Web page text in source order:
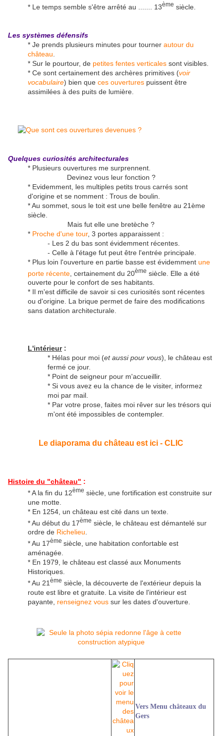
* Le temps semble s'être arrêté au ....... 13ème siècle.
Les systèmes défensifs
* Je prends plusieurs minutes pour tourner autour du
château
* Sur le pourtour, de petites fentes verticales sont visibles.
* Ce sont certainement des archères primitives (voir
vocabulaire) bien que ces ouvertures puissent être
assimilées à des puits de lumière.
Quelques curiosités architecturales
* Plusieurs ouvertures me surprennent.
Devinez vous leur fonction ?
* Evidemment, les multiples petits trous carrés sont
d'origine et se nomment : Trous de boulin.
* Au sommet, sous le toit est une belle fenêtre au 21ème
siècle.
Mais fut elle une bretèche ?
* Proche d'une tour, 3 portes apparaissent :
- Les 2 du bas sont évidemment récentes.
- Celle à l'étage fut peut être l'entrée principale.
* Plus loin l'ouverture en partie basse est évidemment une
porte récente , certainement du 20ème siècle. Elle a été
ouverte pour le confort de ses habitants.
* Il m'est difficile de savoir si ces curiosités sont récentes
ou d'origine. La brique permet de faire des modifications
sans datation architecturale.
L'intérieur:
* Hélas pour moi (et aussi pour vous), le château est
fermé ce jour.
* Point de seigneur pour m'accueillir.
* Si vous avez eu la chance de le visiter, informez
moi par mail.
* Par votre prose, faites moi rêver sur les trésors qui
m'ont été impossibles de contempler.
Le diaporama du château est ici - CLIC
Histoire du "château" :
* A la fin du 12ème siècle, une fortification est construite sur
une motte.
* En 1254, un château est cité dans un texte.
* Au début du 17ème siècle, le château est démantelé sur
ordre de Richelieu.
* Au 17ème siècle, une habitation confortable est
aménagée.
* En 1979, le château est classé aux Monuments
Historiques.
* Au 21 ème siècle, la découverte de l'extérieur depuis la
route est libre et gratuite. La visite de l'intérieur est
payante, renseignez vous sur les dates d'ouverture.
Vers Menu châteaux du
Gers